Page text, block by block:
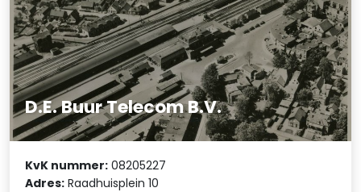
D.E. Buur Telecom B.V.
KvK nummer: 08205227
Adres: Raadhuisplein 10